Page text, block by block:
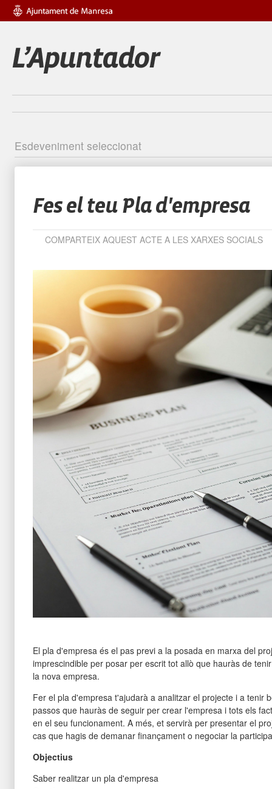
Esdeveniment seleccionat
Fes el teu Pla d'empresa
COMPARTEIX AQUEST ACTE A LES XARXES SOCIALS
El pla d'empresa és el pas previ a la posada en marxa del
imprescindible per posar per escrit tot allò que hauràs de
la nova empresa.
Fer el pla d'empresa t'ajudarà a analitzar el projecte i a tenir
passos que hauràs de seguir per crear l'empresa i tots els
en el seu funcionament. A més, et servirà per presentar el
cas que hagis de demanar finançament o negociar la
Objectius
Saber realitzar un pla d'empresa